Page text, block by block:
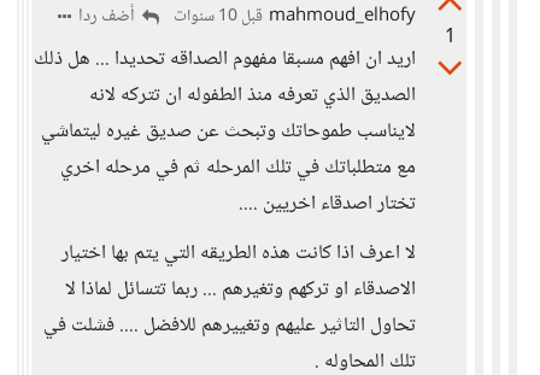
1
mahmoud_elhofy قبل 10 سنوات أضف ردا
اريد ان افهم مسبقا مفهوم الصداقه تحديدا ... هل ذلك
الصديق الذي تعرفه منذ الطفوله ان تتركه لانه
لايناسب طموحاتك وتبحث عن صديق غيره ليتماشي
مع متطلباتك في تلك المرحله ثم في مرحله اخري
تختار اصدقاء اخريين ....
لا اعرف اذا كانت هذه الطريقه التي يتم بها اختيار
الاصدقاء او تركهم وتغيرهم ... ربما تتسائل لماذا لا
تحاول التاثير عليهم وتغييرهم للافضل .... فشلت في
تلك المحاوله .